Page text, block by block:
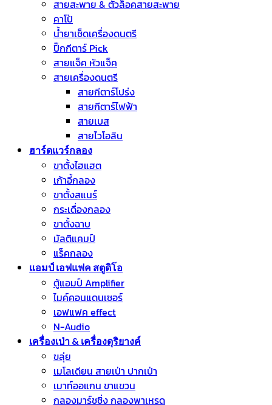
สายสะพาย & ตัวล็อคสายสะพาย
คาโป้
น้ำยาเช็ดเครื่องดนตรี
ปิ๊กกีตาร์ Pick
สายแจ็ค หัวแจ็ค
สายเครื่องดนตรี
สายกีตาร์โปร่ง
สายกีตาร์ไฟฟ้า
สายเบส
สายไวโอลิน
ฮาร์ดแวร์กลอง
ขาตั้งไฮแฮต
เก้าอี้กลอง
ขาตั้งสแนร์
กระเดื่องกลอง
ขาตั้งฉาบ
มัลติแคมป์
แร็คกลอง
แอมป์ เอฟแฟค สตูดิโอ
ตู้แอมป์ Amplifier
ไมค์คอนแดนเซอร์
เอฟแฟค effect
N-Audio
เครื่องเป่า & เครื่องดุริยางค์
ขลุ่ย
เมโลเดียน สายเป่า ปากเป่า
เมาท์ออแกน ขาแขวน
กลองมาร์ชชิ่ง กลองพาเหรด